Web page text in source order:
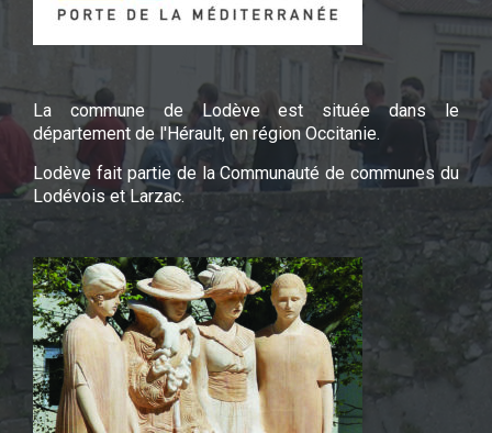
La commune de Lodève est située dans le
département de l'Hérault, en région Occitanie.
Lodève fait partie de la Communauté de communes du
Lodévois et Larzac.